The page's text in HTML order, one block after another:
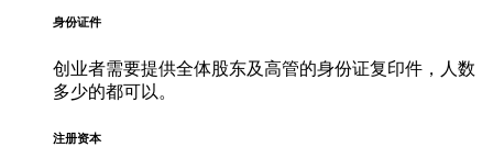
身份证件
创业者需要提供全体股东及高管的身份证复印件，人数
多少的都可以。
注册资本